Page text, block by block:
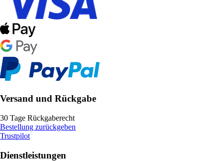
Versand und Rückgabe
30 Tage Rückgaberecht
Bestellung zurückgeben
Trustpilot
Dienstleistungen